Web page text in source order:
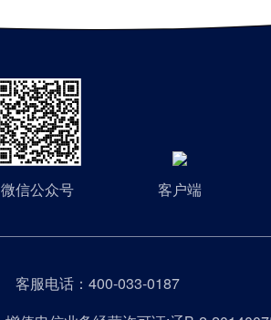
微信公众号 客户端
客服电话： 400-033-0187